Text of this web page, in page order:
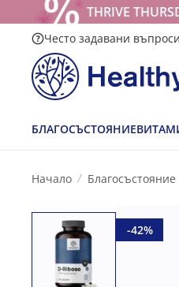
THRIVE
Често задавани въпроси
БЛАГОСЪСТОЯНИЕ
Начало Благосъстояние
-42%